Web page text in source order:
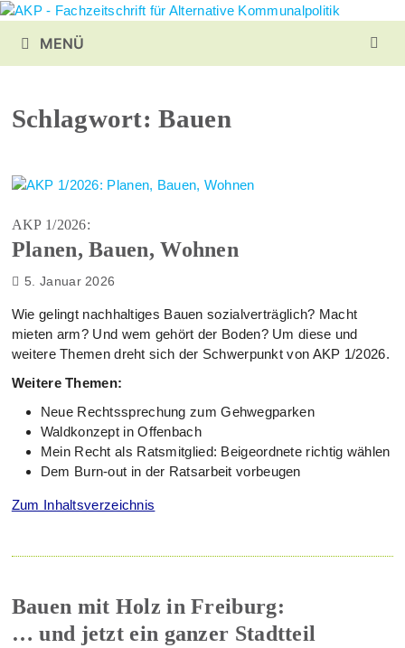
Zurück
Inhalt
MENÜ
Schlagwort:Bauen
AKP 1/2026:
Planen, Bauen, Wohnen
5. Januar 2026
Wie gelingt nachhaltiges Bauen sozialverträglich? Macht
mieten arm? Und wem gehört der Boden? Um diese und
weitere Themen dreht sich der Schwerpunkt von AKP 1/2026.
Weitere Themen:
Neue Rechtssprechung zum Gehwegparken
Waldkonzept in Offenbach
Mein Recht als Ratsmitglied: Beigeordnete richtig wählen
Dem Burn-out in der Ratsarbeit vorbeugen
Zum Inhaltsverzeichnis
Bauen mit Holz in Freiburg:
… und jetzt ein ganzer Stadtteil